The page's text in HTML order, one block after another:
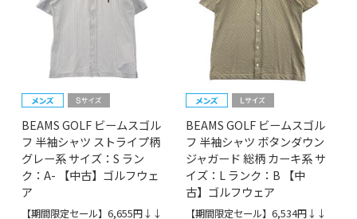
BEAMS GOLF ビームスゴル
フ 半袖シャツ ストライプ柄
グレー系 サイズ：S ラン
ク：A- 【中古】ゴルフウェ
ア
【期間限定セール】6,655円↓↓
BEAMS GOLF ビームスゴル
フ 半袖シャツ ボタンダウン
ジャガード 総柄 カーキ系 サ
イズ：L ランク：B 【中
古】ゴルフウェア
【期間限定セール】6,534円↓↓